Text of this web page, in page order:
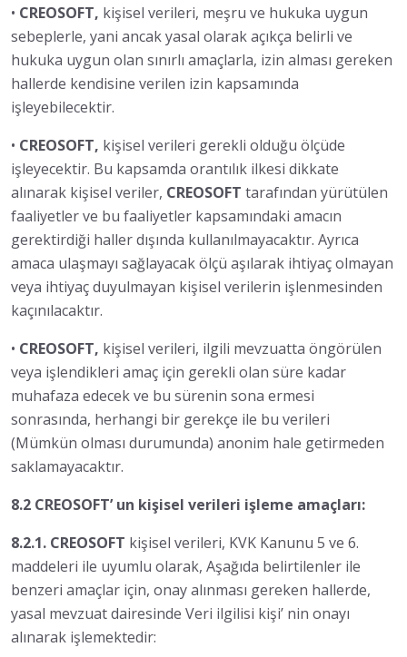
• CREOSOFT, kişisel verileri, meşru ve hukuka uygun
sebeplerle, yani ancak yasal olarak açıkça belirli ve
hukuka uygun olan sınırlı amaçlarla, izin alması gereken
hallerde kendisine verilen izin kapsamında
işleyebilecektir.
• CREOSOFT, kişisel verileri gerekli olduğu ölçüde
işleyecektir. Bu kapsamda orantılık ilkesi dikkate
alınarak kişisel veriler, CREOSOFT tarafından yürütülen
faaliyetler ve bu faaliyetler kapsamındaki amacın
gerektirdiği haller dışında kullanılmayacaktır. Ayrıca
amaca ulaşmayı sağlayacak ölçü aşılarak ihtiyaç olmayan
veya ihtiyaç duyulmayan kişisel verilerin işlenmesinden
kaçınılacaktır.
• CREOSOFT, kişisel verileri, ilgili mevzuatta öngörülen
veya işlendikleri amaç için gerekli olan süre kadar
muhafaza edecek ve bu sürenin sona ermesi
sonrasında, herhangi bir gerekçe ile bu verileri
(Mümkün olması durumunda) anonim hale getirmeden
saklamayacaktır.
8.2 CREOSOFT’ un kişisel verileri işleme amaçları:
8.2.1. CREOSOFT kişisel verileri, KVK Kanunu 5 ve 6.
maddeleri ile uyumlu olarak, Aşağıda belirtilenler ile
benzeri amaçlar için, onay alınması gereken hallerde,
yasal mevzuat dairesinde Veri ilgilisi kişi’ nin onayı
alınarak işlemektedir: